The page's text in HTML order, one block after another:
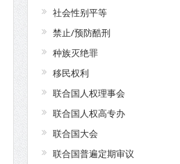
社会性别平等
禁止/预防酷刑
种族灭绝罪
移民权利
联合国人权理事会
联合国人权高专办
联合国大会
联合国普遍定期审议